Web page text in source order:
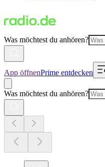
Was möchtest du anhören?
App öffnenPrime entdecken
Was möchtest du anhören?